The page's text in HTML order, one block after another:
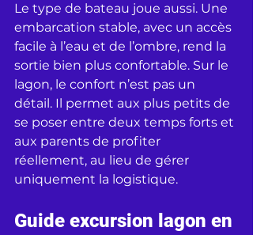
Le type de bateau joue aussi. Une
embarcation stable, avec un accès
facile à l’eau et de l’ombre, rend la
sortie bien plus confortable. Sur le
lagon, le confort n’est pas un
détail. Il permet aux plus petits de
se poser entre deux temps forts et
aux parents de profiter
réellement, au lieu de gérer
uniquement la logistique.
Guide excursion lagon en